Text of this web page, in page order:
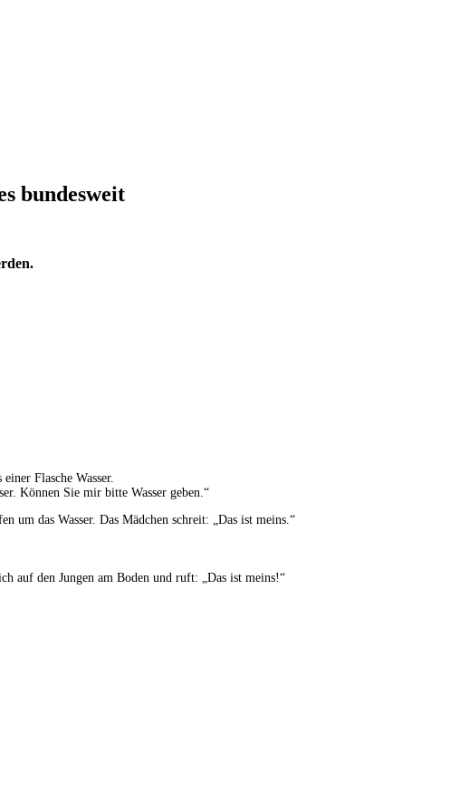
bundesweit
Flasche Wasser.
Können Sie mir bitte Wasser geben.“
um das Wasser. Das Mädchen schreit: „Das ist meins.“
auf den Jungen am Boden und ruft: „Das ist meins!“